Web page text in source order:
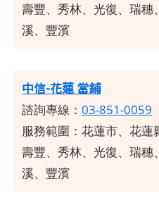
壽豐、秀林、光復、瑞
溪、豐濱
中信-花蓮 當鋪
諮詢專線： 03-851-0059
服務範圍： 花蓮市、花蓮
壽豐、秀林、光復、瑞
溪、豐濱